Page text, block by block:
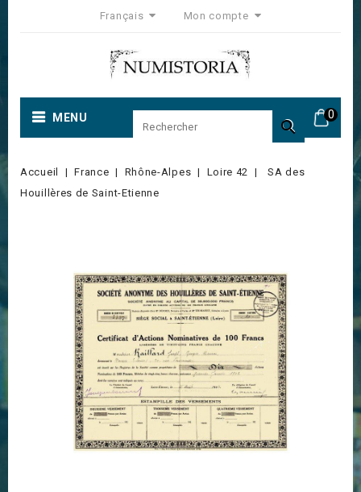
Français Mon compte
0
MENU 
Accueil France Rhône-Alpes Loire 42
SA des
Houillères de Saint-Etienne